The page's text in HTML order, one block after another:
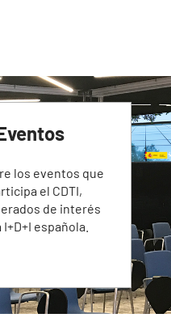
los eventos que
el CDTI,
de interés
española.